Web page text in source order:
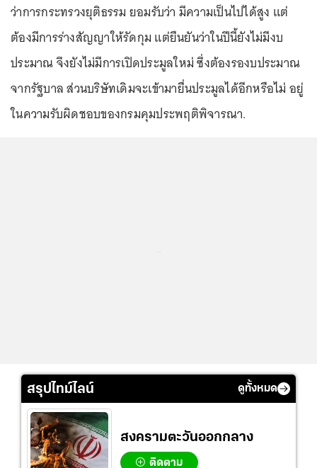
ว่าการกระทรวงยุติธรรม ยอมรับว่า มีความเป็นไปได้สูง แต่
ต้องมีการร่างสัญญาให้รัดกุม แต่ยืนยันว่าในปีนี้ยังไม่มีงบ
ประมาณ จึงยังไม่มีการเปิดประมูลใหม่ ซึ่งต้องรองบประมาณ
จากรัฐบาล ส่วนบริษัทเดิมจะเข้ามายื่นประมูลได้อีกหรือไม่ อยู่
ในความรับผิดชอบของกรมคุมประพฤติพิจารณา.
สรุปไทม์ไลน์ ดูทั้งหมด
สงครามตะวันออกกลาง
ติดตาม